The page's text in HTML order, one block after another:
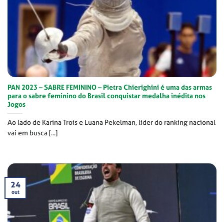
PAN 2023 – SABRE FEMININO – Pietra Chierighini é uma das armas
para o sabre feminino do Brasil conquistar medalha inédita nos
Jogos
Ao lado de Karina Trois e Luana Pekelman, líder do ranking nacional
vai em busca [...]
24
out